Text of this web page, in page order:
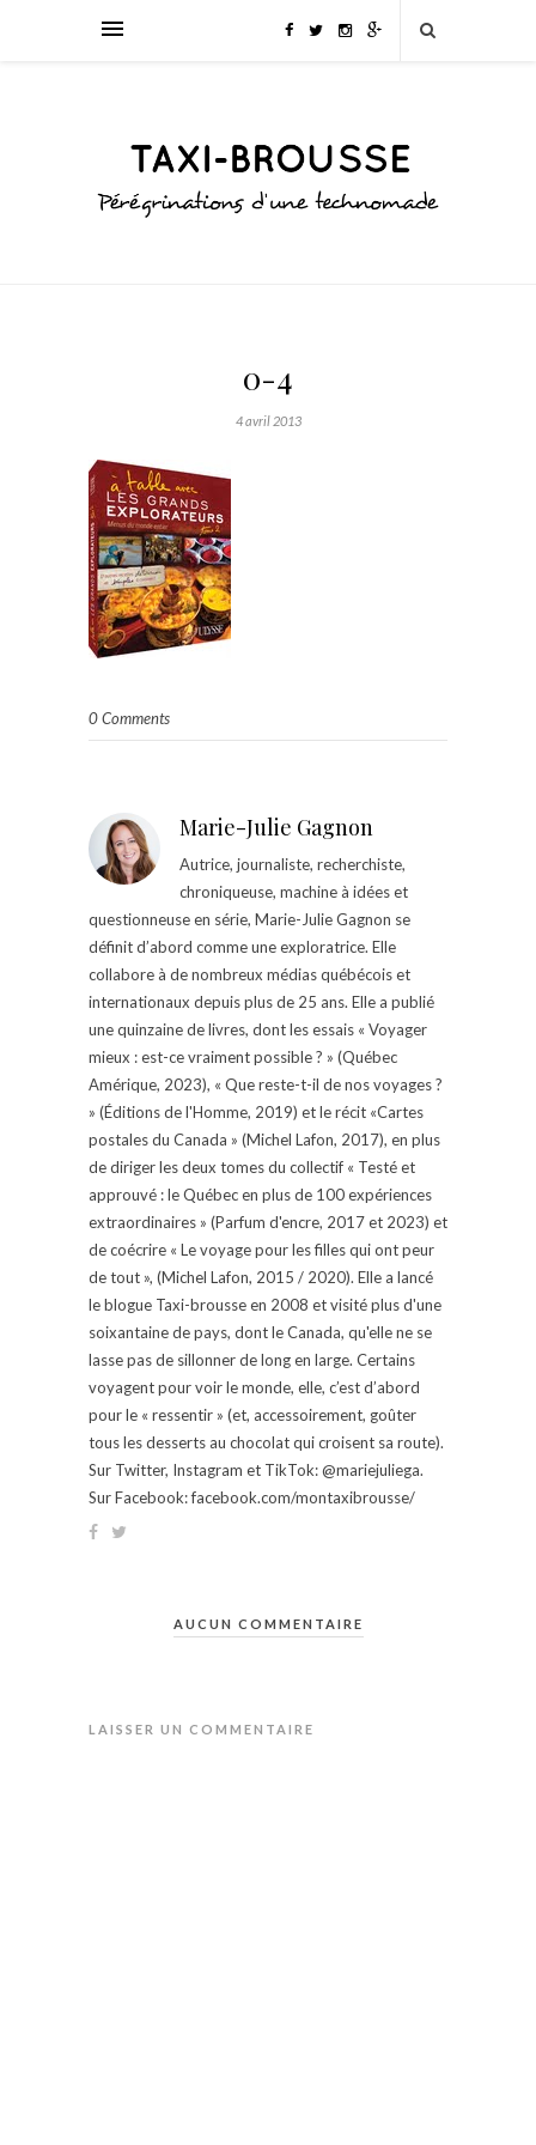
0-4
4 avril 2013
0 Comments
Marie-Julie Gagnon
Autrice, journaliste, recherchiste,
chroniqueuse, machine à idées et
questionneuse en série, Marie-Julie Gagnon se
définit d’abord comme une exploratrice. Elle
collabore à de nombreux médias québécois et
internationaux depuis plus de 25 ans. Elle a publié
une quinzaine de livres, dont les essais « Voyager
mieux : est-ce vraiment possible ? » (Québec
Amérique, 2023), « Que reste-t-il de nos voyages ?
» (Éditions de l'Homme, 2019) et le récit «Cartes
postales du Canada » (Michel Lafon, 2017), en plus
de diriger les deux tomes du collectif « Testé et
approuvé : le Québec en plus de 100 expériences
extraordinaires » (Parfum d'encre, 2017 et 2023) et
de coécrire « Le voyage pour les filles qui ont peur
de tout », (Michel Lafon, 2015 / 2020). Elle a lancé
le blogue Taxi-brousse en 2008 et visité plus d'une
soixantaine de pays, dont le Canada, qu'elle ne se
lasse pas de sillonner de long en large. Certains
voyagent pour voir le monde, elle, c’est d’abord
pour le « ressentir » (et, accessoirement, goûter
tous les desserts au chocolat qui croisent sa route).
Sur Twitter, Instagram et TikTok: @mariejuliega.
Sur Facebook: facebook.com/montaxibrousse/
AUCUN COMMENTAIRE
LAISSER UN COMMENTAIRE